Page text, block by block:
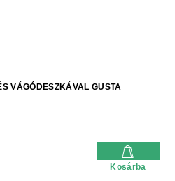
VÁGÓDESZKÁVAL GUSTA
Kosárba